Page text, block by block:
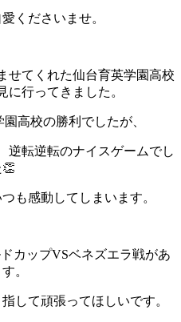
くださいませ。
せてくれた仙台育英学園高校
に行ってきました。
高校の勝利でしたが、
逆転逆転のナイスゲームでし
👏
も感動してしまいます。
カップVSベネズエラ戦があ
。
して頑張ってほしいです。